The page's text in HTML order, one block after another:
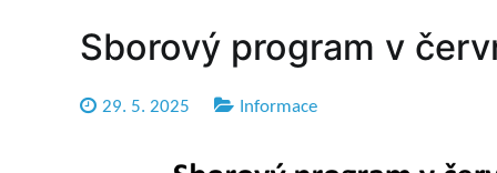
Sborový program v
29. 5. 2025 Informace